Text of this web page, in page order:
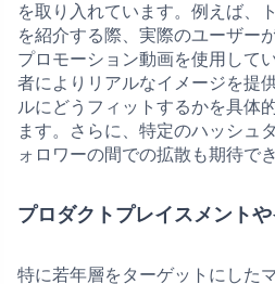
を取り入れています。例えば、
を紹介する際、実際のユーザー
プロモーション動画を使用して
者によりリアルなイメージを提
ルにどうフィットするかを具体
ます。さらに、特定のハッシュ
ォロワーの間での拡散も期待でき
プロダクトプレイスメント
特に若年層をターゲットにした